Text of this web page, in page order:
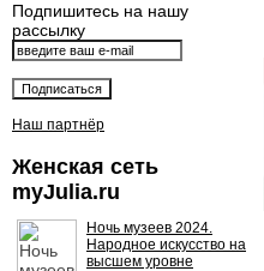
Подпишитесь на нашу
рассылку
Наш партнёр
Женская сеть
myJulia.ru
Ночь музеев 2024.
Народное искусство на
высшем уровне